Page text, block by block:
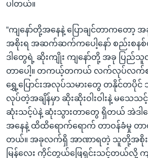
ပါတယ်။
“ကျနော်တို့အနေနဲ့ ပြောချင်တာကတေ
အစိုးရ အဆက်ဆက်ကပေါ့နော် စည်းစ
ဒါတွေရဲ့ ဆိုးကျိုး ကျနော်တို့ အခု ပြည်သူ
တာပေါ့။ တကယ့်တကယ် လက်လုပ်လက်စ
ရွှေ့ပြောင်းအလုပ်သမားတွေ တနိုင်တပို
လုပ်တဲ့အချိန်မှာ ဆိုးဆိုးဝါးဝါးနဲ့ မသေ
ဆုံးသင့်ပဲနဲ့ ဆုံးသွားတာတွေ ရှိတယ် အဲဒါက
အနေနဲ့ ထိထိရောက်ရောက် တာဝန်ခံမှု
တယ်။ အခုလက်ရှိ အာဏာရတဲ့ သူတို့အစိုး
မြန်လေး ကိုင်တွယ်ဖြေရှင်းသင့်တယ်လို့ ကျ